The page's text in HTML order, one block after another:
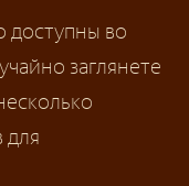
доступны во
заглянете
для